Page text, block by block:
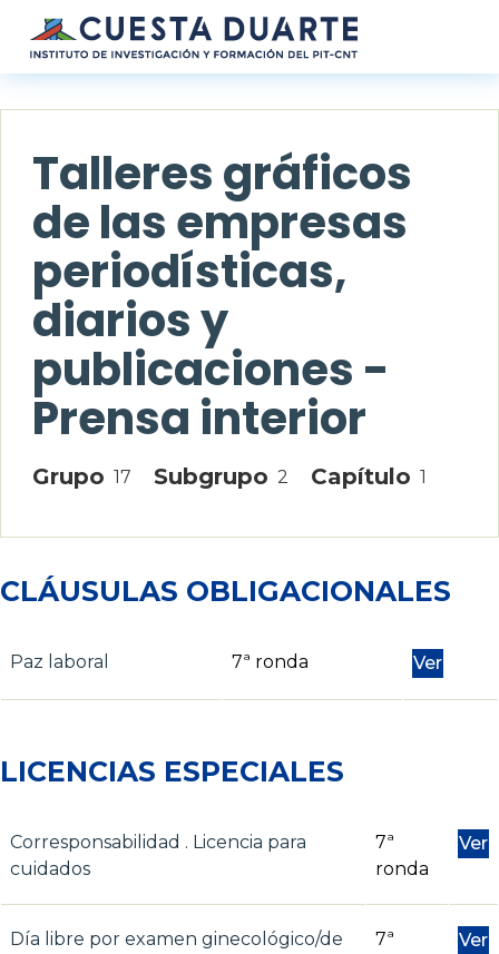
Pasar al contenido principal
Talleres gráficos
de las empresas
periodísticas,
diarios y
publicaciones -
Prensa interior
Grupo 17 Subgrupo 2 Capítulo 1
CLÁUSULAS OBLIGACIONALES
Paz laboral 7ª ronda Ver
LICENCIAS ESPECIALES
Corresponsabilidad . Licencia para
cuidados
7ª
ronda
Ver
Día libre por examen ginecológico/de
7ª
Ver